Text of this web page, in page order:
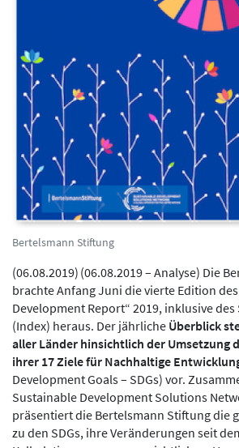
Bertelsmann Stiftung
(06.08.2019) (06.08.2019 – Analyse) Die
brachte Anfang Juni die vierte Edition
Development Report“ 2019, inklusive
(Index) heraus. Der jährliche Überblick
aller Länder hinsichtlich der Umsetzung
ihrer 17 Ziele für Nachhaltige
Development Goals – SDGs) vor.
Sustainable Development Solutions
präsentiert die Bertelsmann Stiftung die
zu den SDGs, ihre Veränderungen seit